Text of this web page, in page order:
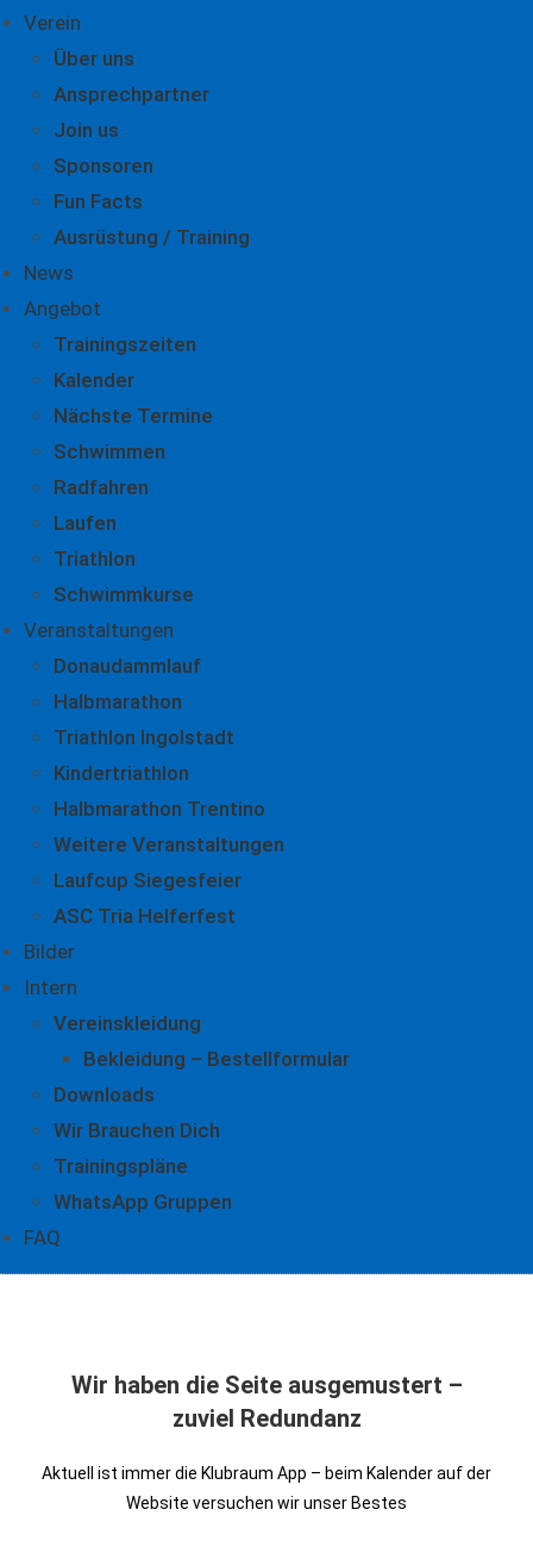
Verein
Über uns
Ansprechpartner
Join us
Sponsoren
Fun Facts
Ausrüstung / Training
News
Angebot
Trainingszeiten
Kalender
Nächste Termine
Schwimmen
Radfahren
Laufen
Triathlon
Schwimmkurse
Veranstaltungen
Donaudammlauf
Halbmarathon
Triathlon Ingolstadt
Kindertriathlon
Halbmarathon Trentino
Weitere Veranstaltungen
Laufcup Siegesfeier
ASC Tria Helferfest
Bilder
Intern
Vereinskleidung
Bekleidung – Bestellformular
Downloads
Wir Brauchen Dich
Trainingspläne
WhatsApp Gruppen
FAQ
Wir haben die Seite ausgemustert –
zuviel Redundanz
Aktuell ist immer die Klubraum App – beim Kalender auf der
Website versuchen wir unser Bestes